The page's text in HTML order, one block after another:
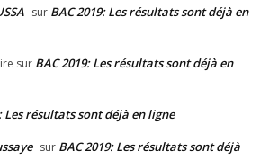
sur BAC 2019: Les résultats sont déjà en
sur BAC 2019: Les résultats sont déjà en
Les résultats sont déjà en ligne
sur BAC 2019: Les résultats sont déjà